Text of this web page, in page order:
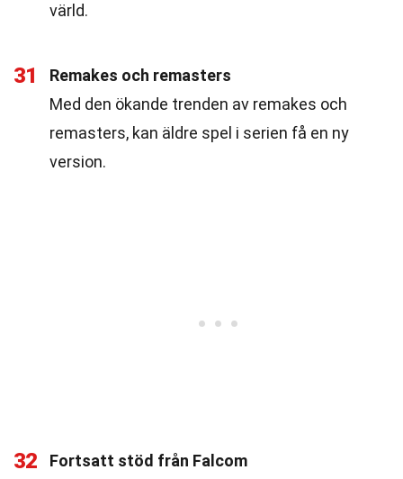
värld.
31
Remakes och remasters
Med den ökande trenden av remakes och
remasters, kan äldre spel i serien få en ny
version.
32
Fortsatt stöd från Falcom